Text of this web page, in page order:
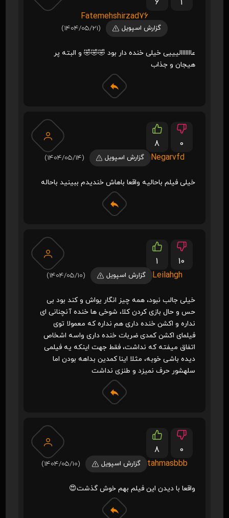
6
1
Fatemehshirzad76
گزارش اسپویل (1404/05/21)
عااااااالیییی خیلی خنده دار بود 🤣🤣🤣 و البته پر
هیجان و جذاب
8
0
Negarvfd
گزارش اسپویل (1404/05/14)
خیلی فیلم باحالیه واقعا باهاش خندیدم ببینید باحاله
1
10
Leilahgh
گزارش اسپویل (1404/05/10)
خیلی جالب نبود، همه چیز انگار یواش و کند بود بی
حس و حال بازی کردن کلا، شوخی ها خنده آنچنانی ای
نداره و اکشن خنده داری هم نداره که معمولا توی
فیلمای اکشن کمدی ضربات خنده داری واسه اشخاص
اتفاق میفته که نداشت، فقط جهت اینکه یه فیلمی
دیده باشی خوبه، مثلا اینا کمدین بداهه بودن اما
سلهشور حرف نمیزد و طنزی نداشت
8
0
tahmasbbb
گزارش اسپویل (1404/05/10)
واقعا با دیدن این فیلم بهم خوش گذشت😍